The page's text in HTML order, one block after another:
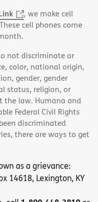
, we make cell
cell phones come
not discriminate or
color, national origin,
gender, gender
status, religion, or
the law. Humana and
Federal Civil Rights
discriminated
there are ways to get
as a grievance:
14618, Lexington, KY